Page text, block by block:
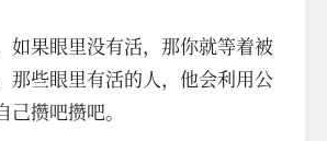
如果眼里没有活，那你就等着被
那些眼里有活的人，他会利用公
攒吧攒吧。